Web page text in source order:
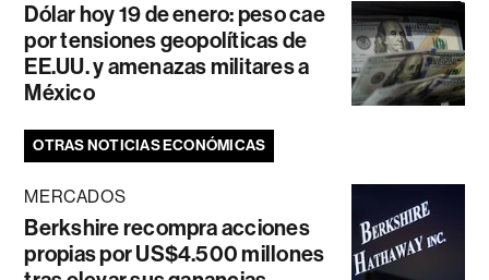
Dólar hoy 19 de enero: peso cae
por tensiones geopolíticas de
EE.UU. y amenazas militares a
México
OTRAS NOTICIAS ECONÓMICAS
MERCADOS
Berkshire recompra acciones
propias por US$4.500 millones